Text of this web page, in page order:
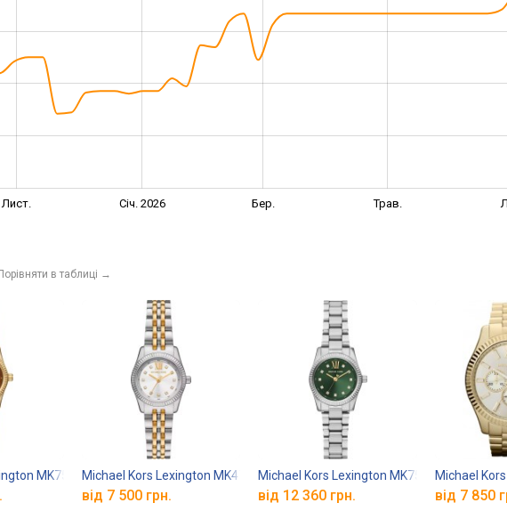
Лист. Січ. 2026 Бер. Трав.
Порівняти в таблиці →
MK7578 Michael Kors Lexington MK4740
від 7 500 грн.
Michael Kors Lexington MK7580
від 12 360 грн.
Michael
від 7 850